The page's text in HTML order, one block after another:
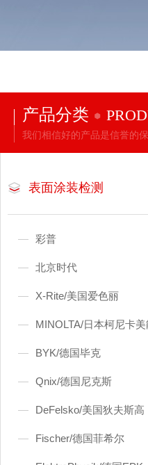
产品分类
我们相信好的产品是信誉的保
表面涂装检测
彩普
北京时代
X-Rite/美国爱色丽
MINOLTA/日本柯尼卡美
BYK/德国毕克
Qnix/德国尼克斯
DeFelsko/美国狄夫斯高
Fischer/德国菲希尔